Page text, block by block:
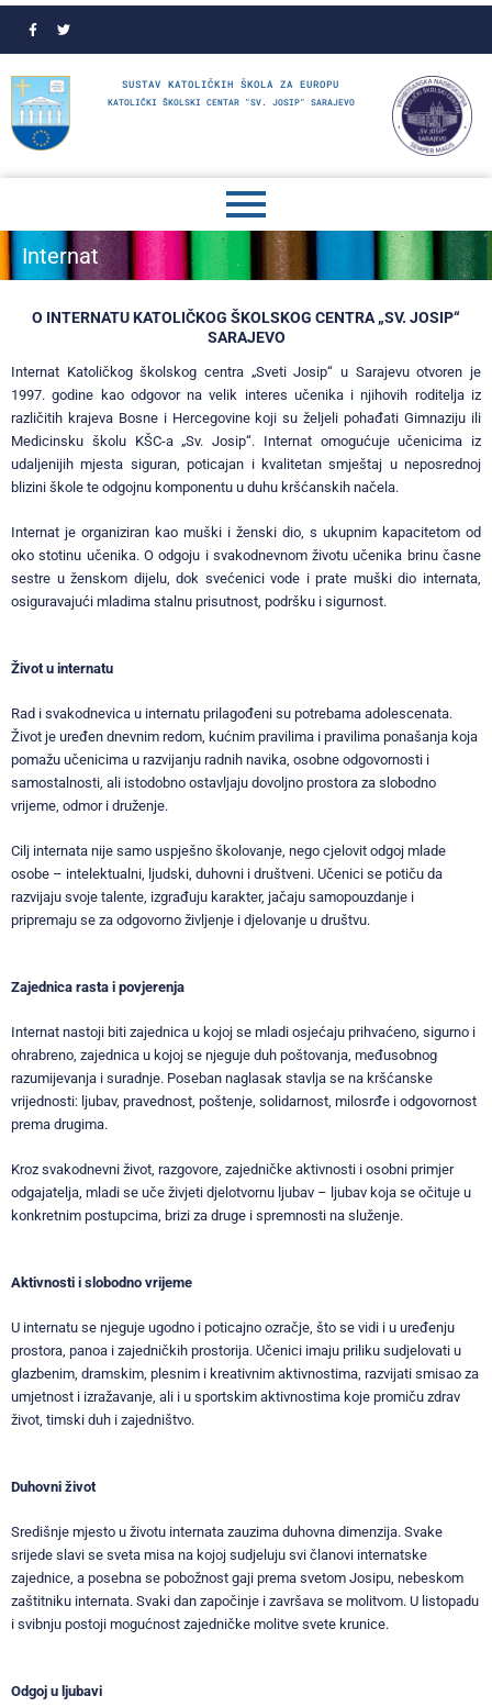
SUSTAV KATOLIČKIH ŠKOLA ZA EUROPU
KATOLIČKI ŠKOLSKI CENTAR "SV. JOSIP" SARAJEVO
Internat
O INTERNATU KATOLIČKOG ŠKOLSKOG CENTRA „SV. JOSIP“
SARAJEVO
Internat Katoličkog školskog centra „Sveti Josip“ u Sarajevu otvoren je
1997. godine kao odgovor na velik interes učenika i njihovih roditelja iz
različitih krajeva Bosne i Hercegovine koji su željeli pohađati Gimnaziju ili
Medicinsku školu KŠC-a „Sv. Josip“. Internat omogućuje učenicima iz
udaljenijih mjesta siguran, poticajan i kvalitetan smještaj u neposrednoj
blizini škole te odgojnu komponentu u duhu kršćanskih načela.
Internat je organiziran kao muški i ženski dio, s ukupnim kapacitetom od
oko stotinu učenika. O odgoju i svakodnevnom životu učenika brinu časne
sestre u ženskom dijelu, dok svećenici vode i prate muški dio internata,
osiguravajući mladima stalnu prisutnost, podršku i sigurnost.
Život u internatu
Rad i svakodnevica u internatu prilagođeni su potrebama adolescenata.
Život je uređen dnevnim redom, kućnim pravilima i pravilima ponašanja koja
pomažu učenicima u razvijanju radnih navika, osobne odgovornosti i
samostalnosti, ali istodobno ostavljaju dovoljno prostora za slobodno
vrijeme, odmor i druženje.
Cilj internata nije samo uspješno školovanje, nego cjelovit odgoj mlade
osobe – intelektualni, ljudski, duhovni i društveni. Učenici se potiču da
razvijaju svoje talente, izgrađuju karakter, jačaju samopouzdanje i
pripremaju se za odgovorno življenje i djelovanje u društvu.
Zajednica rasta i povjerenja
Internat nastoji biti zajednica u kojoj se mladi osjećaju prihvaćeno, sigurno i
ohrabreno, zajednica u kojoj se njeguje duh poštovanja, međusobnog
razumijevanja i suradnje. Poseban naglasak stavlja se na kršćanske
vrijednosti: ljubav, pravednost, poštenje, solidarnost, milosrđe i odgovornost
prema drugima.
Kroz svakodnevni život, razgovore, zajedničke aktivnosti i osobni primjer
odgajatelja, mladi se uče živjeti djelotvornu ljubav – ljubav koja se očituje u
konkretnim postupcima, brizi za druge i spremnosti na služenje.
Aktivnosti i slobodno vrijeme
U internatu se njeguje ugodno i poticajno ozračje, što se vidi i u uređenju
prostora, panoa i zajedničkih prostorija. Učenici imaju priliku sudjelovati u
glazbenim, dramskim, plesnim i kreativnim aktivnostima, razvijati smisao za
umjetnost i izražavanje, ali i u sportskim aktivnostima koje promiču zdrav
život, timski duh i zajedništvo.
Duhovni život
Središnje mjesto u životu internata zauzima duhovna dimenzija. Svake
srijede slavi se sveta misa na kojoj sudjeluju svi članovi internatske
zajednice, a posebna se pobožnost gaji prema svetom Josipu, nebeskom
zaštitniku internata. Svaki dan započinje i završava se molitvom. U listopadu
i svibnju postoji mogućnost zajedničke molitve svete krunice.
Odgoj u ljubavi